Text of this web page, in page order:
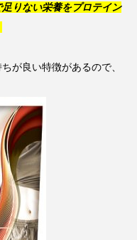
りない栄養をプロテイン
が良い特徴があるので、